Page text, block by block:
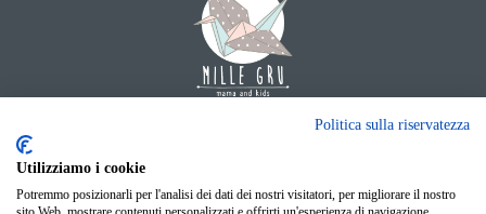
Neonato
Accessori
Scuola
Shop Online
Politica sulla riservatezza
Utilizziamo i cookie
Potremmo posizionarli per l'analisi dei dati dei nostri visitatori, per migliorare il nostro